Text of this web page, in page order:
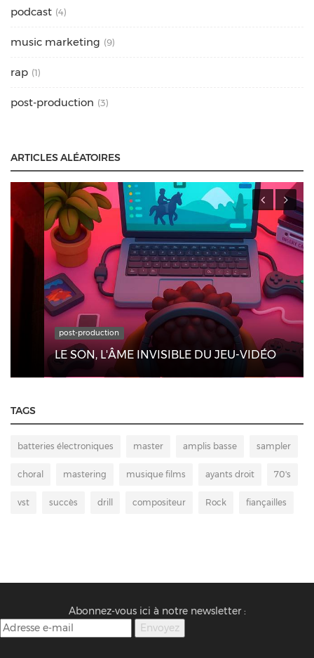
podcast (4)
music marketing (9)
rap (1)
post-production (3)
ARTICLES ALÉATOIRES
post-production
LE SON, L'ÂME INVISIBLE DU JEU-VIDÉO
TAGS
batteries électroniques master amplis basse sampler
choral mastering musique films ayants droit 70's
vst succès drill compositeur Rock fiançailles
Abonnez-vous ici à notre newsletter :